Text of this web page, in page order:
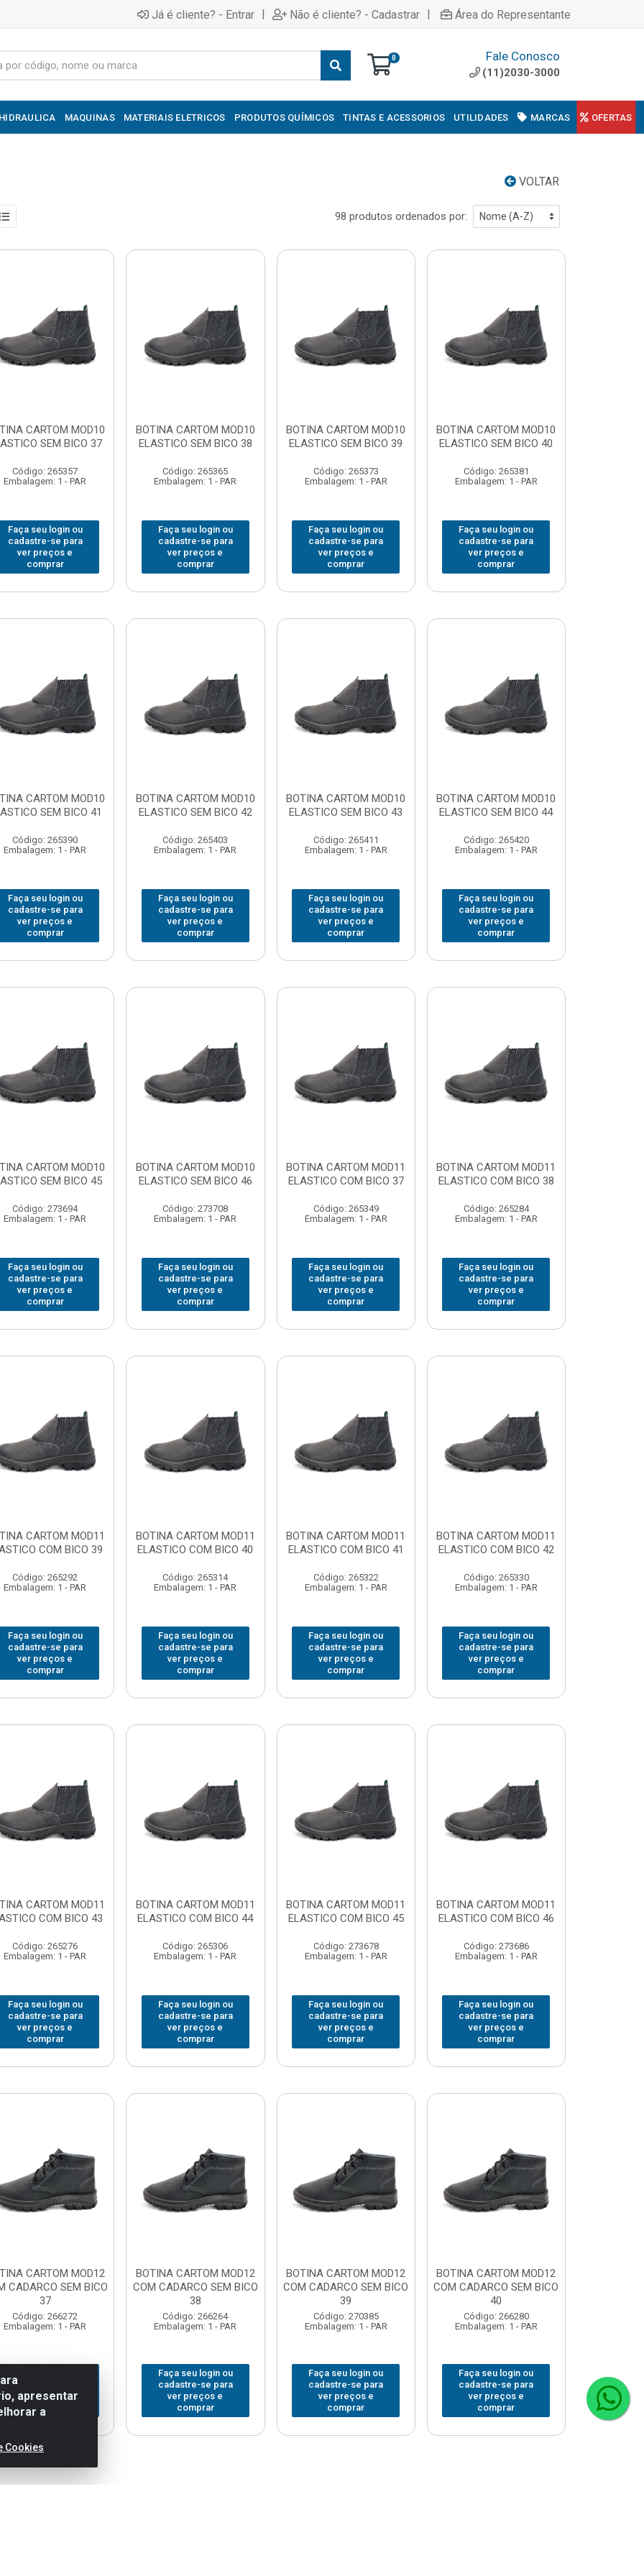
Já é cliente? - Entrar | Não é cliente? - Cadastrar | Área do Representante
0 Fale Conosco
(11)2030-3000
HIDRAULICA MAQUINAS MATERIAIS ELETRICOS PRODUTOS QUÍMICOS TINTAS E ACESSORIOS UTILIDADES MARCAS OFERTAS
VOLTAR
98 produtos ordenados por:
CARTOM MOD10
SEM BICO 37
Código: 265357
Embalagem: 1 - PAR
Faça seu login ou
cadastre-se para
ver preços e
comprar
BOTINA CARTOM MOD10
ELASTICO SEM BICO 38
Código: 265365
Embalagem: 1 - PAR
Faça seu login ou
cadastre-se para
ver preços e
comprar
BOTINA CARTOM MOD10
ELASTICO SEM BICO 39
Código: 265373
Embalagem: 1 - PAR
Faça seu login ou
cadastre-se para
ver preços e
comprar
BOTINA CARTOM MOD10
ELASTICO SEM BICO 40
Código: 265381
Embalagem: 1 - PAR
Faça seu login ou
cadastre-se para
ver preços e
comprar
CARTOM MOD10
SEM BICO 41
Código: 265390
Embalagem: 1 - PAR
Faça seu login ou
cadastre-se para
ver preços e
comprar
BOTINA CARTOM MOD10
ELASTICO SEM BICO 42
Código: 265403
Embalagem: 1 - PAR
Faça seu login ou
cadastre-se para
ver preços e
comprar
BOTINA CARTOM MOD10
ELASTICO SEM BICO 43
Código: 265411
Embalagem: 1 - PAR
Faça seu login ou
cadastre-se para
ver preços e
comprar
BOTINA CARTOM MOD10
ELASTICO SEM BICO 44
Código: 265420
Embalagem: 1 - PAR
Faça seu login ou
cadastre-se para
ver preços e
comprar
CARTOM MOD10
SEM BICO 45
Código: 273694
Embalagem: 1 - PAR
Faça seu login ou
cadastre-se para
ver preços e
comprar
BOTINA CARTOM MOD10
ELASTICO SEM BICO 46
Código: 273708
Embalagem: 1 - PAR
Faça seu login ou
cadastre-se para
ver preços e
comprar
BOTINA CARTOM MOD11
ELASTICO COM BICO 37
Código: 265349
Embalagem: 1 - PAR
Faça seu login ou
cadastre-se para
ver preços e
comprar
BOTINA CARTOM MOD11
ELASTICO COM BICO 38
Código: 265284
Embalagem: 1 - PAR
Faça seu login ou
cadastre-se para
ver preços e
comprar
CARTOM MOD11
COM BICO 39
Código: 265292
Embalagem: 1 - PAR
Faça seu login ou
cadastre-se para
ver preços e
comprar
BOTINA CARTOM MOD11
ELASTICO COM BICO 40
Código: 265314
Embalagem: 1 - PAR
Faça seu login ou
cadastre-se para
ver preços e
comprar
BOTINA CARTOM MOD11
ELASTICO COM BICO 41
Código: 265322
Embalagem: 1 - PAR
Faça seu login ou
cadastre-se para
ver preços e
comprar
BOTINA CARTOM MOD11
ELASTICO COM BICO 42
Código: 265330
Embalagem: 1 - PAR
Faça seu login ou
cadastre-se para
ver preços e
comprar
CARTOM MOD11
COM BICO 43
Código: 265276
Embalagem: 1 - PAR
Faça seu login ou
cadastre-se para
ver preços e
comprar
BOTINA CARTOM MOD11
ELASTICO COM BICO 44
Código: 265306
Embalagem: 1 - PAR
Faça seu login ou
cadastre-se para
ver preços e
comprar
BOTINA CARTOM MOD11
ELASTICO COM BICO 45
Código: 273678
Embalagem: 1 - PAR
Faça seu login ou
cadastre-se para
ver preços e
comprar
BOTINA CARTOM MOD11
ELASTICO COM BICO 46
Código: 273686
Embalagem: 1 - PAR
Faça seu login ou
cadastre-se para
ver preços e
comprar
CARTOM MOD12
CADARCO SEM BICO
37
Código: 266272
Embalagem: 1 - PAR
cadastre-se para
ver preços e
comprar
BOTINA CARTOM MOD12
COM CADARCO SEM BICO
38
Código: 266264
Embalagem: 1 - PAR
Faça seu login ou
cadastre-se para
ver preços e
comprar
BOTINA CARTOM MOD12
COM CADARCO SEM BICO
39
Código: 270385
Embalagem: 1 - PAR
Faça seu login ou
cadastre-se para
ver preços e
comprar
BOTINA CARTOM MOD12
COM CADARCO SEM BICO
40
Código: 266280
Embalagem: 1 - PAR
Faça seu login ou
cadastre-se para
ver preços e
comprar
apresentar
a
Cookies